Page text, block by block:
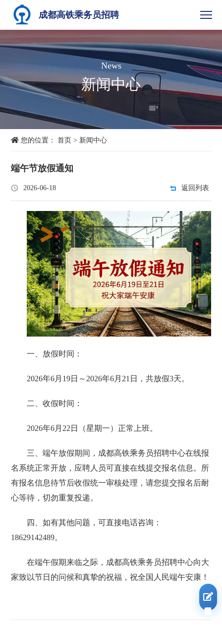
成都高铁乘务员招聘
News
新闻中心
您的位置：首页 > 新闻中心
端午节放假通知
2026-06-18 返回列表
一、放假时间：
2026年6月19日～2026年6月21日，共放假3天。
二、收假时间：
2026年6月22日（星期一）正常上班。
三、端午放假期间，成都高铁乘务员招聘中心在线报
名系统正常开放，应聘人员可直接在线提交报名信息。所
有报名信息待节后收假统一审核处理，请您提交报名后耐
心等待，切勿重复投递。
四、如有其他问题，可直接电话咨询：
18629142489。
在端午假期来临之际，成都高铁乘务员招聘中心向大
家致以节日的问候和真挚的祝福，祝全国人民端午安康！
我要报名